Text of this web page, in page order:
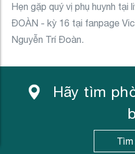
Hẹn gặp quý vị phụ huynh
ĐOÀN - kỳ 16 tại fanpage
Nguyễn Trí Đoàn.
Hãy tìm